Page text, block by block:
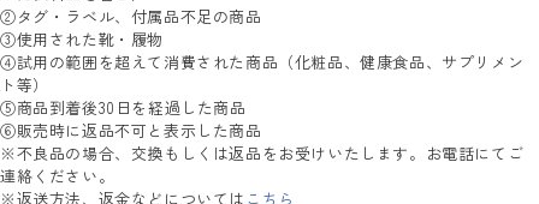
②タグ・ラベル、付属品不足の商品
③使用された靴・履物
④試用の範囲を超えて消費された商品（化粧品、健康食品、サプリメン
ト等）
⑤商品到着後30日を経過した商品
⑥販売時に返品不可と表示した商品
※不良品の場合、交換もしくは返品をお受けいたします。お電話にてご
連絡ください。
※返送方法、返金などについては こちら